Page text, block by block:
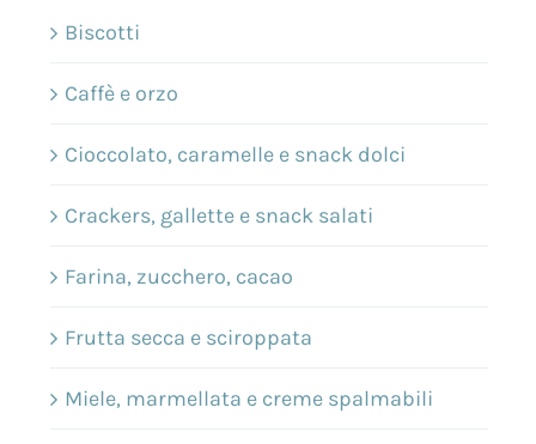
Biscotti
Caffè e orzo
Cioccolato, caramelle e snack dolci
Crackers, gallette e snack salati
Farina, zucchero, cacao
Frutta secca e sciroppata
Miele, marmellata e creme spalmabili